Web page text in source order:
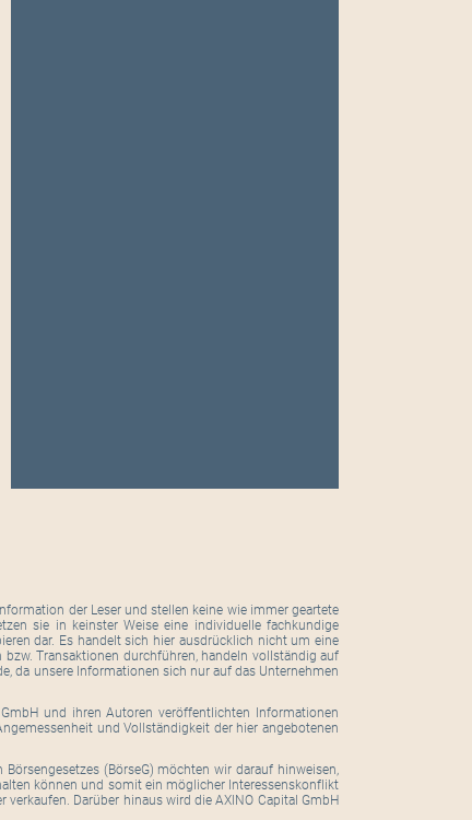
der Leser und stellen keine wie immer geartete
sie in keinster Weise eine individuelle fachkundige
dar. Es handelt sich hier ausdrücklich nicht um eine
Transaktionen durchführen, handeln vollständig auf
da unsere Informationen sich nur auf das Unternehmen
und ihren Autoren veröffentlichten Informationen
und Vollständigkeit der hier angebotenen
(BörseG) möchten wir darauf hinweisen,
können und somit ein möglicher Interessenskonflikt
Darüber hinaus wird die AXINO Capital GmbH